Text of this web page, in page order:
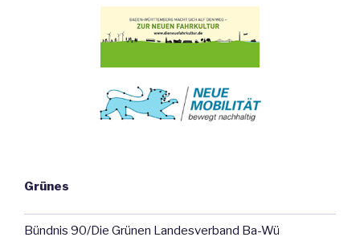
Grünes
Bündnis 90/Die Grünen Landesverband Ba-Wü